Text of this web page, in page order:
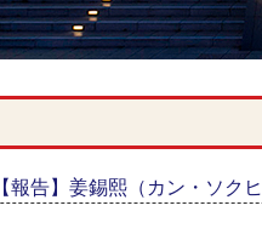
【報告】姜錫熙（カン・ソク